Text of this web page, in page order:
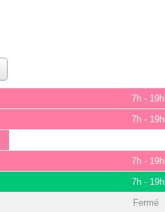
7h - 19h
7h - 19h
7h - 19h
7h - 19h
Fermé